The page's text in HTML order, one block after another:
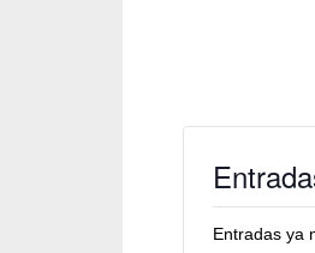
Entradas ya